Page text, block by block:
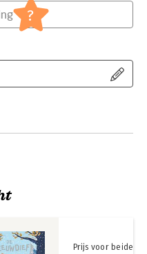
naar bed
?
Prijs voor beide